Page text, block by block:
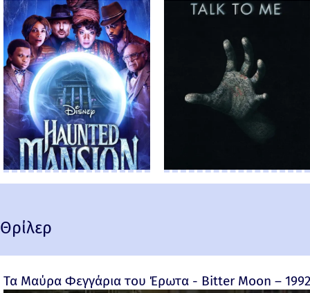
Θρίλερ
Τα Μαύρα Φεγγάρια του Έρωτα - Bitter Moon –